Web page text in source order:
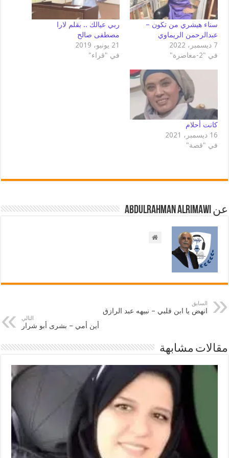
سناء هيشري من تكون –
عبدالرحمن الريماوي
7 ديسمبر، 2022
في "2-معاصرة"
ربي عيالك .. بقلم لارا
مصطفى صالح
21 يونيو، 2019
في "قراء"
كانت أحلام
16 ديسمبر، 2021
في "قصة"
عن Abdulrahman AlRimawi
السابق
انهض يا ابن قلبي – نبيهه عبد الرازق
التالي
أين أمي – بشرى أبو شرار
مقالات مشابهة